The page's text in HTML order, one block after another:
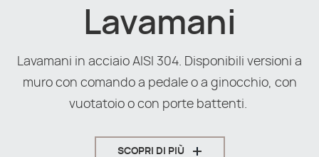
Lavamani
Lavamani in acciaio AISI 304. Disponibili versioni a
muro con comando a pedale o a ginocchio, con
vuotatoio o con porte battenti.
SCOPRI DI PIÙ